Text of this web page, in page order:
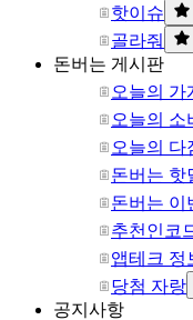
핫이슈
골라줘
돈버는 게시판
오늘의 가
오늘의 소
오늘의 다
돈버는 핫
돈버는 이
추천인코
앱테크 정
당첨 자랑
공지사항